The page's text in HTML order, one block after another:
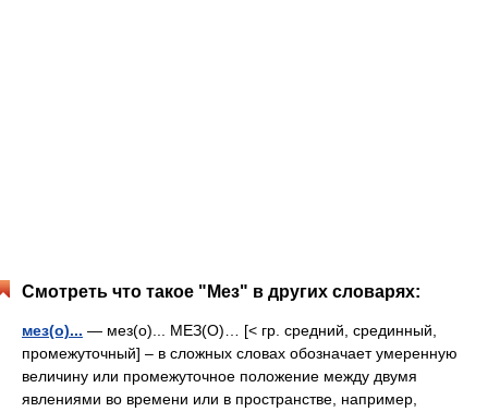
Смотреть что такое "Мез" в других словарях:
мез(о)... — мез(о)... МЕЗ(О)… [< гр. средний, срединный,
промежуточный] – в сложных словах обозначает умеренную
величину или промежуточное положение между двумя
явлениями во времени или в пространстве, например,